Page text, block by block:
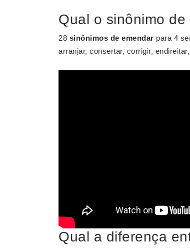
Qual o sinônimo de
28 sinônimos de emendar para 4
arranjar, consertar, corrigir,
Qual a diferença